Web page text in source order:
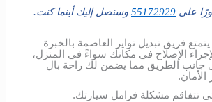
على 55172929 وسنصل إليك أينما كنت.
فريق تبديل تواير العاصمة بالخبرة
الإصلاح في مكانك سواءً في المنزل،
جانب الطريق مما يضمن لك راحة بال
الأمان.
تتفاقم مشكلة فرامل سيارتك.